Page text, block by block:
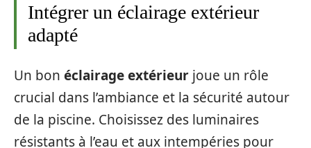
Intégrer un éclairage extérieur
adapté
Un bon éclairage extérieur joue un rôle
crucial dans l’ambiance et la sécurité autour
de la piscine. Choisissez des luminaires
résistants à l’eau et aux intempéries pour